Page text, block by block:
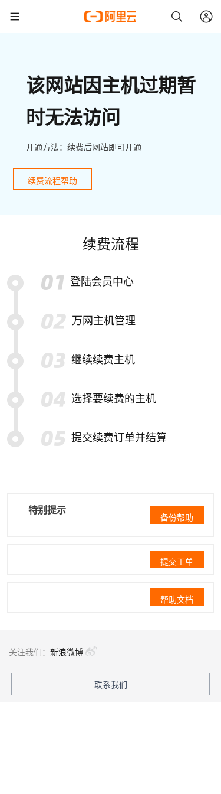
该网站因主机过期暂
时无法访问
开通方法：续费后网站即可开通
续费流程帮助
续费流程
登陆会员中心
万网主机管理
继续续费主机
选择要续费的主机
提交续费订单并结算
特别提示
备份帮助
提交工单
帮助文档